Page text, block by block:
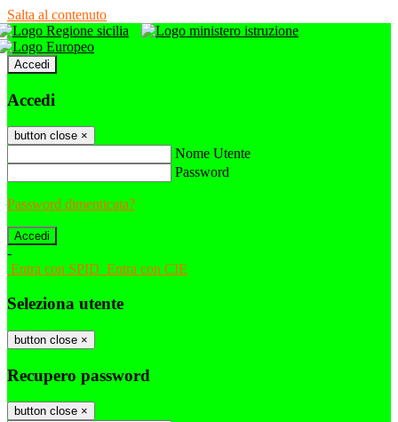
Salta al contenuto
Accedi
Accedi
button close ×
Nome Utente
Password
Password dimenticata?
-
Entra con SPID Entra con CIE
Seleziona utente
button close ×
Recupero password
button close ×